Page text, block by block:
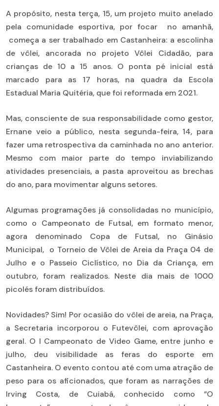
A propósito, nesta terça, 15, um projeto muito anelado
pela comunidade esportiva, por focar no amanhã,
começa a ser trabalhado em Castanheira: a escolinha
de vôlei, ancorada no projeto Vôlei Cidadão, para
crianças de 10 a 15 anos. O ponta pé inicial está
marcado para as 17 horas, na quadra da Escola
Estadual Maria Quitéria, que foi reformada em 2021.
Mas, consciente de sua responsabilidade como gestor,
Ernane veio a público, nesta segunda-feira, 14, para
fazer uma retrospectiva da caminhada no ano anterior.
Mesmo com maior parte do tempo inviabilizando
atividades presenciais, a pasta aproveitou as brechas
do ano, para movimentar alguns setores.
Algumas programações já consolidadas no município,
como o Campeonato de Futsal, em formato menor,
agora denominado Copa de Futsal, no Ginásio
Municipal, o Torneio de Vôlei de Areia da Praça 04 de
Julho e o Passeio Ciclístico, no Dia da Criança, em
outubro, foram realizados. Neste dia mais de 1000
picolés foram distribuídos.
Novidades? Sim! Por ocasião do vôlei de areia, na Praça,
a Secretaria incorporou o Futevôlei, com aprovação
geral. O I Campeonato de Video Game, entre junho e
julho, deu visibilidade as feras do esporte em
Castanheira. O evento contou até com uma atração de
peso para os aficionados, que foram as narrações de
Irving Costa, de Cuiabá, conhecido como “O